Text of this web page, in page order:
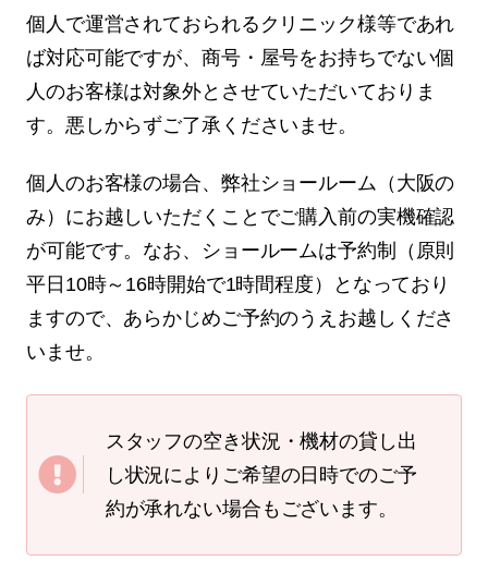
個人で運営されておられるクリニック様等であれ
ば対応可能ですが、商号・屋号をお持ちでない個
人のお客様は対象外とさせていただいておりま
す。悪しからずご了承くださいませ。
個人のお客様の場合、弊社ショールーム（大阪の
み）にお越しいただくことでご購入前の実機確認
が可能です。なお、ショールームは予約制（原則
平日10時～16時開始で1時間程度）となっており
ますので、あらかじめご予約のうえお越しくださ
いませ。
スタッフの空き状況・機材の貸し出
し状況によりご希望の日時でのご予
約が承れない場合もございます。